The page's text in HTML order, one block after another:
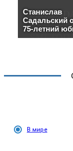
В мире